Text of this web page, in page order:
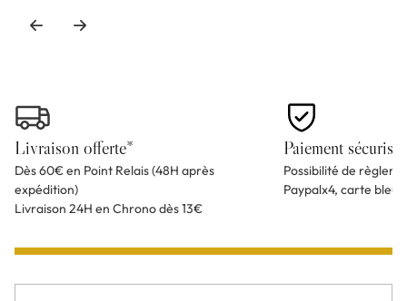
Livraison offerte*
Dès 60€ en Point Relais (48H après
expédition)
Livraison 24H en Chrono dès 13€
Paiement sécurisé
Possibilité de
Paypalx4, carte